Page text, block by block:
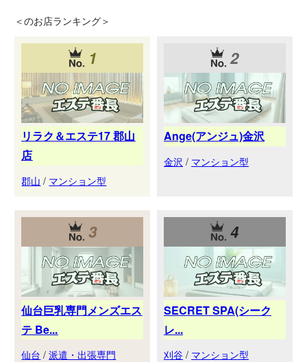
＜のお店ランキング＞
1
リラク＆エステ17 郡山
店
郡山 / マンション型
2
Ange(アンジュ)金沢
金沢 / マンション型
3
仙台巨乳専門メンズエス
テ Be...
仙台 /派遣・出張専門
4
SECRET SPA(シーク
レ...
刈谷 / マンション型